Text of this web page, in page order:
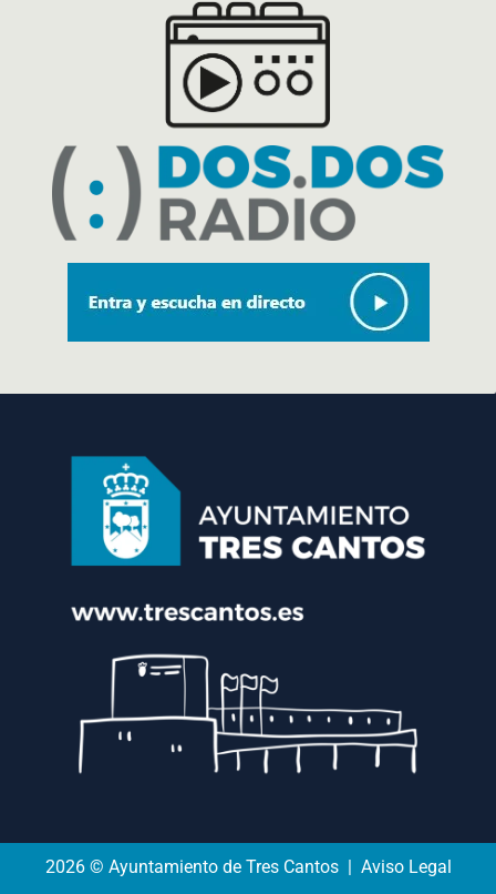
2026 © Ayuntamiento de Tres Cantos | Aviso Legal